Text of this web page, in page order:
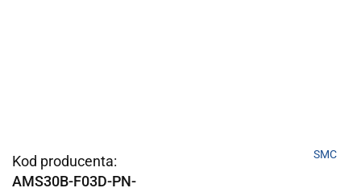
Kod producenta:
AMS30B-F03D-PN-
SMC